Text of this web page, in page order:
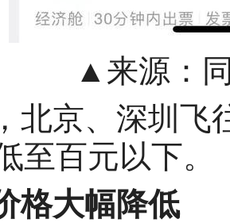
▲来源：
北京、深圳飞
至百元以下。
格大幅降低